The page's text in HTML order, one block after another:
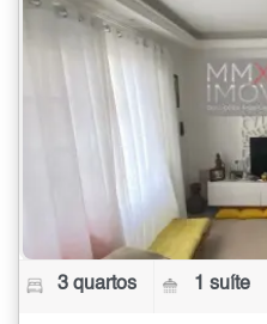
3 quartos 1 suíte